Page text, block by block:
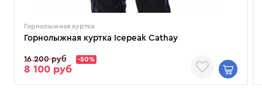
Горнолыжная куртка
Горнолыжная куртка Icepeak Cathay
16 200 руб -50%
8 100 руб